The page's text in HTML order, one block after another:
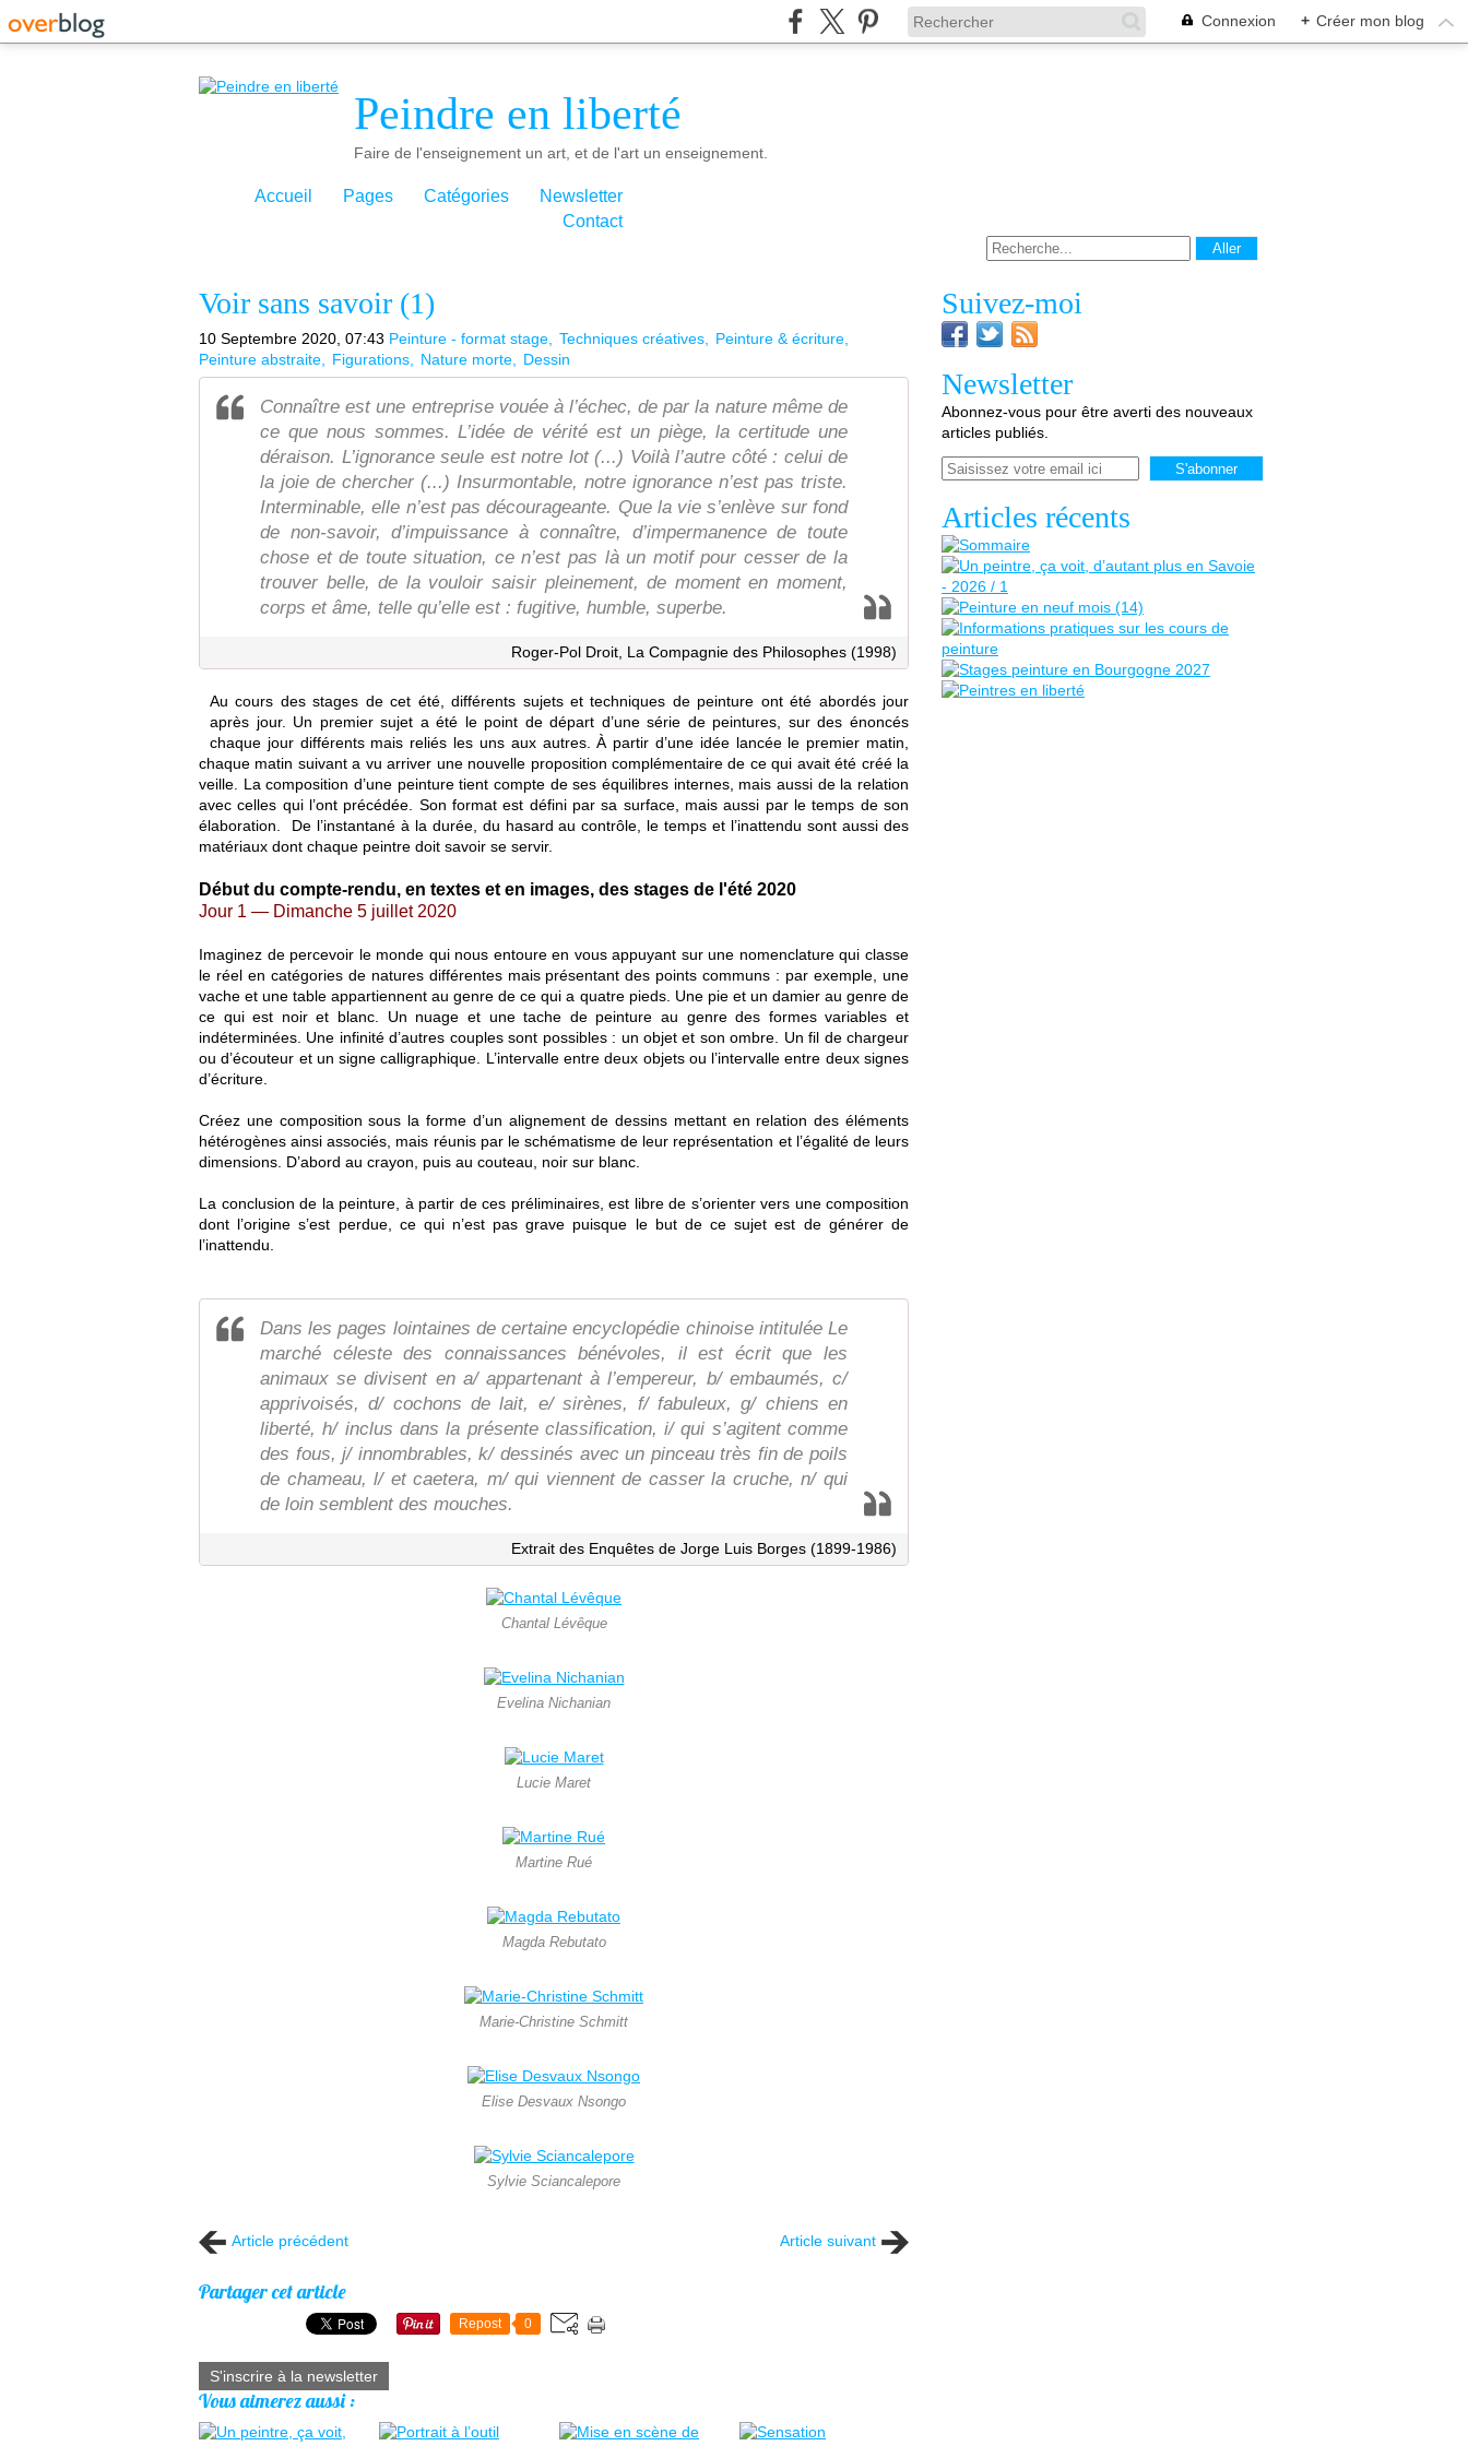
Connexion + Créer mon blog
Peindre en liberté
Faire de l'enseignement un art, et de l'art un enseignement.
Accueil Pages Catégories
Newsletter
Contact
Voir sans savoir (1)
10 Septembre 2020, 07:43 Peinture - format stage Techniques créatives
Peinture & écriture
Peinture abstraite
Figurations Nature morte Dessin
Connaître est une entreprise vouée à l’échec, de par la nature même de
ce que nous sommes. L’idée de vérité est un piège, la certitude une
déraison. L’ignorance seule est notre lot (...) Voilà l’autre côté : celui de
la joie de chercher (...) Insurmontable, notre ignorance n’est pas triste.
Interminable, elle n’est pas décourageante. Que la vie s’enlève sur fond
de non-savoir, d’impuissance à connaître, d’impermanence de toute
chose et de toute situation, ce n’est pas là un motif pour cesser de la
trouver belle, de la vouloir saisir pleinement, de moment en moment,
corps et âme, telle qu’elle est : fugitive, humble, superbe.
Roger-Pol Droit, La Compagnie des Philosophes (1998)
Au cours des stages de cet été, différents sujets et techniques de peinture ont été abordés jour
après jour. Un premier sujet a été le point de départ d’une série de peintures, sur des énoncés
chaque jour différents mais reliés les uns aux autres. À partir d’une idée lancée le premier matin,
chaque matin suivant a vu arriver une nouvelle proposition complémentaire de ce qui avait été créé la
veille. La composition d’une peinture tient compte de ses équilibres internes, mais aussi de la relation
avec celles qui l’ont précédée. Son format est défini par sa surface, mais aussi par le temps de son
élaboration. De l’instantané à la durée, du hasard au contrôle, le temps et l’inattendu sont aussi des
matériaux dont chaque peintre doit savoir se servir.
Début du compte-rendu, en textes et en images, des stages de l'été 2020
Jour 1 — Dimanche 5 juillet 2020
Imaginez de percevoir le monde qui nous entoure en vous appuyant sur une nomenclature qui classe
le réel en catégories de natures différentes mais présentant des points communs : par exemple, une
vache et une table appartiennent au genre de ce qui a quatre pieds. Une pie et un damier au genre de
ce qui est noir et blanc. Un nuage et une tache de peinture au genre des formes variables et
indéterminées. Une infinité d’autres couples sont possibles : un objet et son ombre. Un fil de chargeur
ou d’écouteur et un signe calligraphique. L’intervalle entre deux objets ou l’intervalle entre deux signes
d’écriture.
Créez une composition sous la forme d’un alignement de dessins mettant en relation des éléments
hétérogènes ainsi associés, mais réunis par le schématisme de leur représentation et l’égalité de leurs
dimensions. D’abord au crayon, puis au couteau, noir sur blanc.
La conclusion de la peinture, à partir de ces préliminaires, est libre de s’orienter vers une composition
dont l’origine s’est perdue, ce qui n’est pas grave puisque le but de ce sujet est de générer de
l’inattendu.
Dans les pages lointaines de certaine encyclopédie chinoise intitulée Le
marché céleste des connaissances bénévoles, il est écrit que les
animaux se divisent en a/ appartenant à l’empereur, b/ embaumés, c/
apprivoisés, d/ cochons de lait, e/ sirènes, f/ fabuleux, g/ chiens en
liberté, h/ inclus dans la présente classification, i/ qui s’agitent comme
des fous, j/ innombrables, k/ dessinés avec un pinceau très fin de poils
de chameau, l/ et caetera, m/ qui viennent de casser la cruche, n/ qui
de loin semblent des mouches.
Extrait des Enquêtes de Jorge Luis Borges (1899-1986)
Chantal Lévêque
Evelina Nichanian
Lucie Maret
Martine Rué
Magda Rebutato
Marie-Christine Schmitt
Elise Desvaux Nsongo
Sylvie Sciancalepore
Article précédent Article suivant
Partager cet article
Repost 0
S'inscrire à la newsletter
Vous aimerez aussi :
Suivez-moi
Newsletter
Abonnez-vous pour être averti des nouveaux
articles publiés.
Email
Articles récents